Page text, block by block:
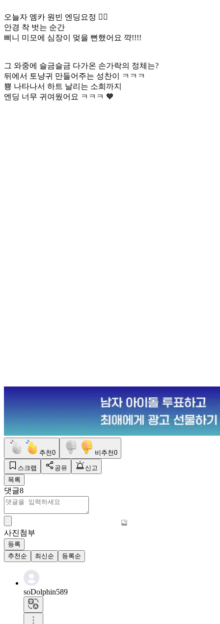
오늘자 엠카 원빈 엔딩요정 🧚‍♂️
안경 착 벗는 순간
삐니 미모에 심장이 멎을 뻔했어요 꺅!!!!
그 와중에 슬금슬금 다가온 손가락의 정체는?
뒤에서 토냥귀 만들어주는 성찬이 ㅋㅋㅋ
뿅 나타나서 하트 날리는 소희까지
엔딩 너무 귀여웠어요 ㅋㅋㅋ 🧡
추천0 비추천0
스크랩 공유
신고
목록
댓글8
사진첨부
등록
추천순
최신순 등록순
soDolphin589